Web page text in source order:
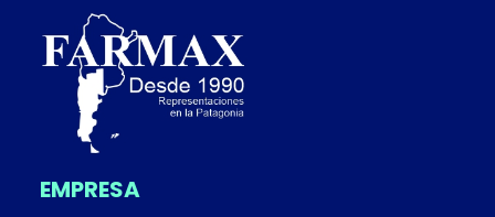
EMPRESA